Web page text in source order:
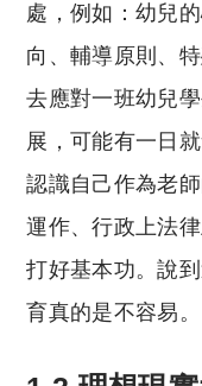
處，例如：幼兒
向、輔導原則、
去應對一班幼兒
展，可能有一日
認識自己作為老
運作、行政上法
打好基本功。說
育真的是不容易。